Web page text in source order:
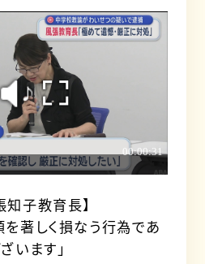
子教育長】
を著しく損なう行為であ
います」